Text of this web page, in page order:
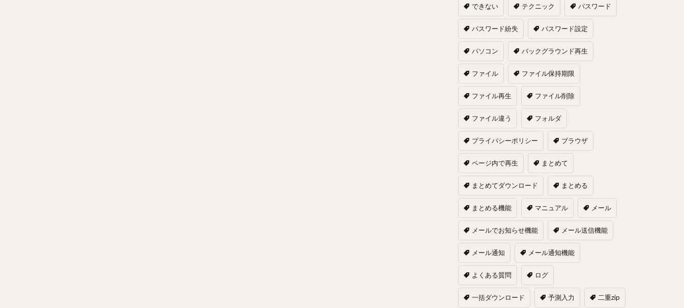
できない テクニック パスワード
パスワード紛失 パスワード設定
パソコン バックグラウンド再生
ファイル ファイル保持期限
ファイル再生 ファイル削除
ファイル違う フォルダ
プライバシーポリシー ブラウザ
ページ内で再生 まとめて
まとめてダウンロード まとめる
まとめる機能 マニュアル メール
メールでお知らせ機能 メール送信機能
メール通知 メール通知機能
よくある質問 ログ
一括ダウンロード 予測入力 二重zip